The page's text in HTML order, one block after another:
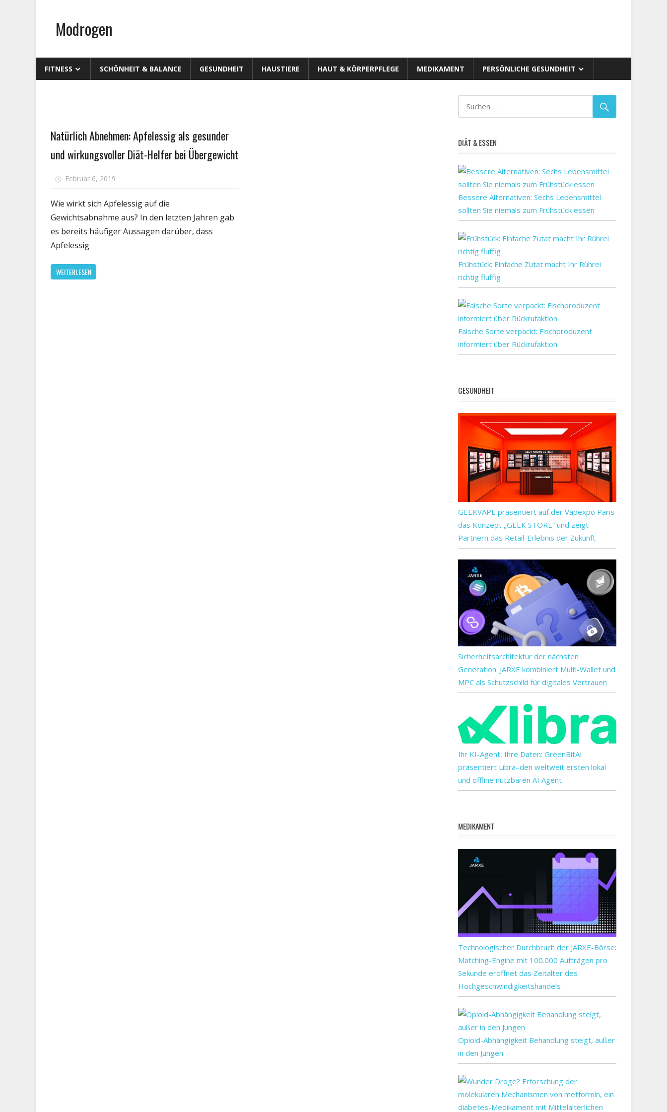
springenModrogen
FITNESS SCHÖNHEIT & BALANCE GESUNDHEIT HAUSTIERE HAUT & KÖRPERPFLEGE MEDIKAMENT PERSÖNLICHE GESUNDHEIT
Natürlich Abnehmen: Apfelessig als gesunder
und wirkungsvoller Diät-Helfer bei Übergewicht
Februar 6, 2019
Apfelessig
Wie wirkt sich Apfelessig auf die
Gewichtsabnahme aus? In den letzten Jahren gab
es bereits häufiger Aussagen darüber, dass
Apfelessig
WEITERLESEN
DIÄT & ESSEN
Bessere Alternativen: Sechs Lebensmittel
sollten Sie niemals zum Frühstück essen
Frühstück: Einfache Zutat macht Ihr Rührei
richtig fluffig
Falsche Sorte verpackt: Fischproduzent
informiert über Rückrufaktion
GESUNDHEIT
GEEKVAPE präsentiert auf der Vapexpo Paris
das Konzept „GEEK STORE“ und zeigt
Partnern das Retail-Erlebnis der Zukunft
Sicherheitsarchitektur der nächsten
Generation: JARXE kombiniert Multi-Wallet und
MPC als Schutzschild für digitales Vertrauen
Ihr KI-Agent, Ihre Daten: GreenBitAI
präsentiert Libra–den weltweit ersten lokal
und offline nutzbaren AI Agent
MEDIKAMENT
Technologischer Durchbruch der JARXE-Börse:
Matching-Engine mit 100.000 Aufträgen pro
Sekunde eröffnet das Zeitalter des
Hochgeschwindigkeitshandels
Opioid-Abhängigkeit Behandlung steigt, außer
in den Jungen